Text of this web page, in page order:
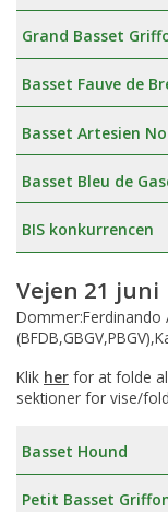
Grand Basset
Basset Fauve de
Basset Artesien
Basset Bleu de
BIS konkurrencen
Vejen 21 juni
Dommer:Ferdinando
Klik her for at folde
sektioner for vise/
Basset Hound
Petit Basset